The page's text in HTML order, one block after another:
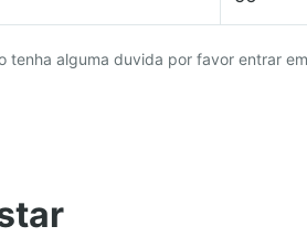
tenha alguma duvida por favor entrar